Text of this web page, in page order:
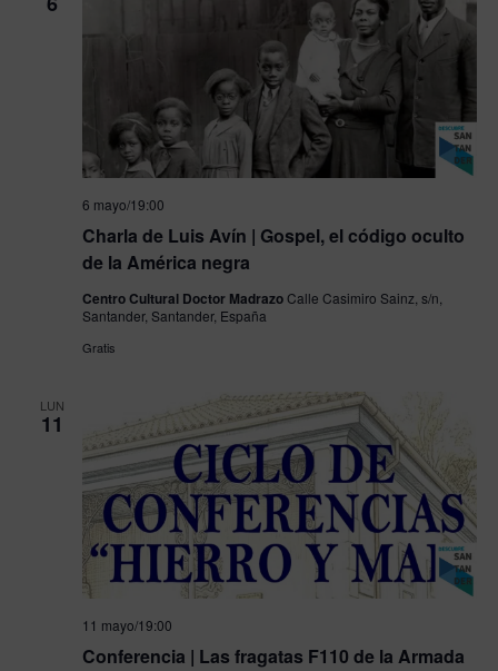
Charla de Luis Avín | Gospel, el código oculto
de la América negra
6 mayo/19:00
Centro Cultural Doctor MadrazoCalle Casimiro Sainz, s/n,
Santander, Santander, España
Gratis
LUN
11
Conferencia | Las fragatas F110 de la Armada
11 mayo/19:00